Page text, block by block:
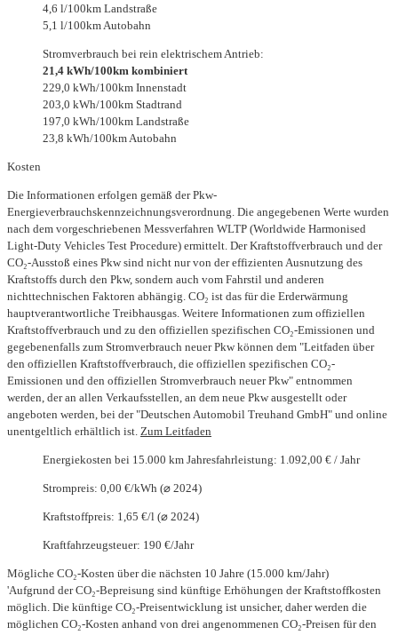
4,6 l/100km Landstraße
5,1 l/100km Autobahn
Stromverbrauch bei rein elektrischem Antrieb:
21,4 kWh/100km kombiniert
229,0 kWh/100km Innenstadt
203,0 kWh/100km Stadtrand
197,0 kWh/100km Landstraße
23,8 kWh/100km Autobahn
Kosten
Die Informationen erfolgen gemäß der Pkw-
Energieverbrauchskennzeichnungsverordnung. Die angegebenen Werte wurden
nach dem vorgeschriebenen Messverfahren WLTP (Worldwide Harmonised
Light-Duty Vehicles Test Procedure) ermittelt. Der Kraftstoffverbrauch und der
CO₂-Ausstoß eines Pkw sind nicht nur von der effizienten Ausnutzung des
Kraftstoffs durch den Pkw, sondern auch vom Fahrstil und anderen
nichttechnischen Faktoren abhängig. CO₂ ist das für die Erderwärmung
hauptverantwortliche Treibhausgas. Weitere Informationen zum offiziellen
Kraftstoffverbrauch und zu den offiziellen spezifischen CO₂-Emissionen und
gegebenenfalls zum Stromverbrauch neuer Pkw können dem "Leitfaden über
den offiziellen Kraftstoffverbrauch, die offiziellen spezifischen CO₂-
Emissionen und den offiziellen Stromverbrauch neuer Pkw" entnommen
werden, der an allen Verkaufsstellen, an dem neue Pkw ausgestellt oder
angeboten werden, bei der "Deutschen Automobil Treuhand GmbH" und online
unentgeltlich erhältlich ist. Zum Leitfaden
Energiekosten bei 15.000 km Jahresfahrleistung: 1.092,00 € / Jahr
Strompreis: 0,00 €/kWh (⌀ 2024)
Kraftstoffpreis: 1,65 €/l (⌀ 2024)
Kraftfahrzeugsteuer: 190 €/Jahr
Mögliche CO₂-Kosten über die nächsten 10 Jahre (15.000 km/Jahr)
'Aufgrund der CO₂-Bepreisung sind künftige Erhöhungen der Kraftstoffkosten
möglich. Die künftige CO₂-Preisentwicklung ist unsicher, daher werden die
möglichen CO₂-Kosten anhand von drei angenommenen CO₂-Preisen für den